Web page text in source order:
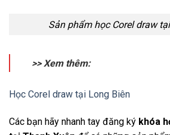
Sản phẩm học Corel draw
>> Xem thêm:
Học Corel draw tại Long Biên
Các bạn hãy nhanh tay đăng ký khóa